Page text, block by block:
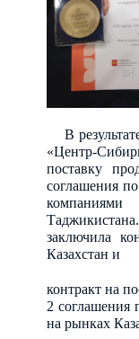
В
«Центр-
поставку
соглашения
заключила
Казахстан и
контракт на
2
на рынках